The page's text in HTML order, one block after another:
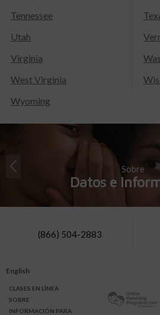
Tennessee
Utah
Virginia
West Virginia
Wyoming
Sobre
Datos e
(866) 504-2883
English
CLASES EN LÍNEA
SOBRE
INFORMACIÓN PARA